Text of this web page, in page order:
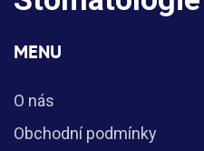
MENU
O nás
Obchodní podmínky